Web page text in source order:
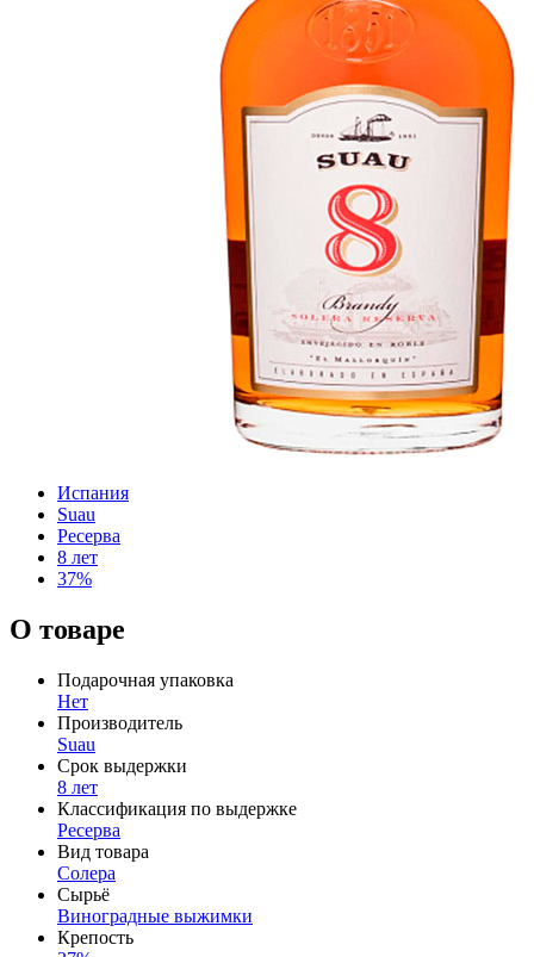
Испания
Suau
Ресерва
8 лет
37%
О товаре
Подарочная упаковка
Нет
Производитель
Suau
Срок выдержки
8 лет
Классификация по выдержке
Ресерва
Вид товара
Солера
Сырьё
Виноградные выжимки
Крепость